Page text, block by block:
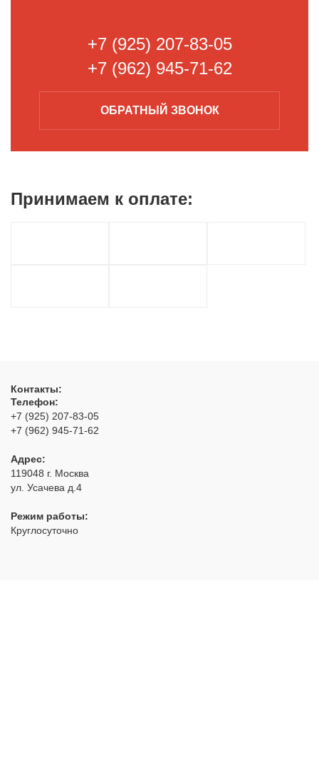
+7 (925) 207-83-05
+7 (962) 945-71-62
ОБРАТНЫЙ ЗВОНОК
Принимаем к оплате:
Контакты:
Телефон:
+7 (925) 207-83-05
+7 (962) 945-71-62
Адрес:
119048 г. Москва
ул. Усачева д.4
Режим работы:
Круглосуточно